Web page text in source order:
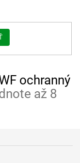
ochranný
až 8